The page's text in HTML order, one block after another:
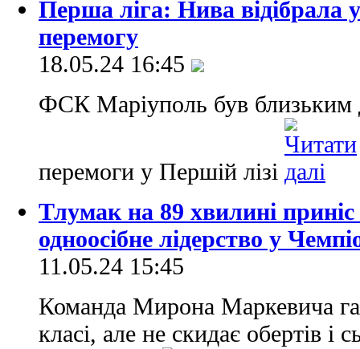
Перша ліга: Нива відібрала
перемогу
18.05.24 16:45
ФСК Маріуполь був близьким
перемоги у Першій лізі
Тлумак на 89 хвилині
одноосібне лідерство у
11.05.24 15:45
Команда Мирона Маркевича
класі, але не скидає обертів і